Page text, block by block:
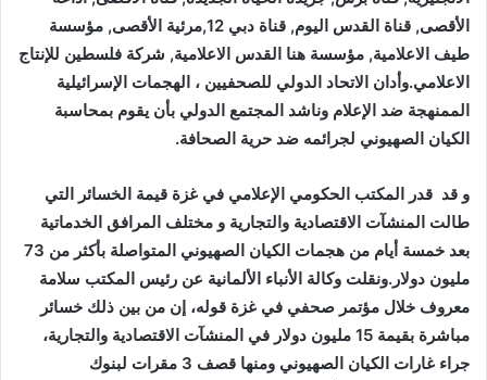
الأقصى, قناة القدس اليوم, قناة دبي 12,مرئية الأقصى, مؤسسة
طيف الاعلامية, مؤسسة هنا القدس الاعلامية, شركة فلسطين للإنتاج
الاعلامي.وأدان الاتحاد الدولي للصحفيين ، الهجمات الإسرائيلية
الممنهجة ضد الإعلام وناشد المجتمع الدولي بأن يقوم بمحاسبة
الكيان الصهيوني لجرائمه ضد حرية الصحافة.
و قد قدر المكتب الحكومي الإعلامي في غزة قيمة الخسائر التي
طالت المنشآت الاقتصادية والتجارية و مختلف المرافق الخدماتية
بعد خمسة أيام من هجمات الكيان الصهيوني المتواصلة بأكثر من 73
مليون دولار.ونقلت وكالة الأنباء الألمانية عن رئيس المكتب سلامة
معروف خلال مؤتمر صحفي في غزة قوله، إن من بين ذلك خسائر
مباشرة بقيمة 15 مليون دولار في المنشآت الاقتصادية والتجارية،
جراء غارات الكيان الصهيوني ومنها قصف 3 مقرات لبنوك